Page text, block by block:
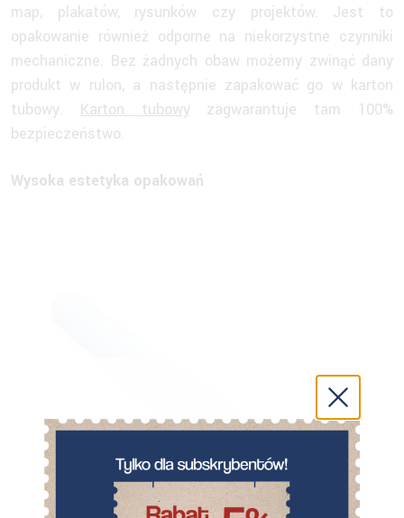
map, plakatów, rysunków czy projektów. Jest to
opakowanie również odporne na niekorzystne czynniki
mechaniczne. Bez żadnych obaw możemy zwinąć dany
produkt w rulon, a następnie zapakować go w karton
tubowy. Karton tubowy zagwarantuje tam 100%
bezpieczeństwo.
Wysoka estetyka opakowań